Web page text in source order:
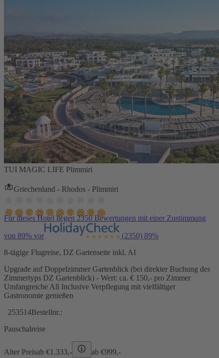
TUI MAGIC LIFE Plimmiri
Griechenland - Rhodos - Plimmiri
Für dieses Hotel liegen 2350 Bewertungen mit einer Zustimmung
von 89% vor (2350) 89%
8-tägige Flugreise, DZ Gartenseite inkl. AI
Upgrade auf Doppelzimmer Gartenblick (bei direkter Buchung des
Zimmertyps DZ Gartenblick) - Wert: ca. € 150,- pro Zimmer
Umfangreiche All Inclusive Verpflegung mit vielfältiger
Gastronomie genießen
253514Bestellnr.:
Pauschalreise
Alter Preisab €1.333,- ab €999,-